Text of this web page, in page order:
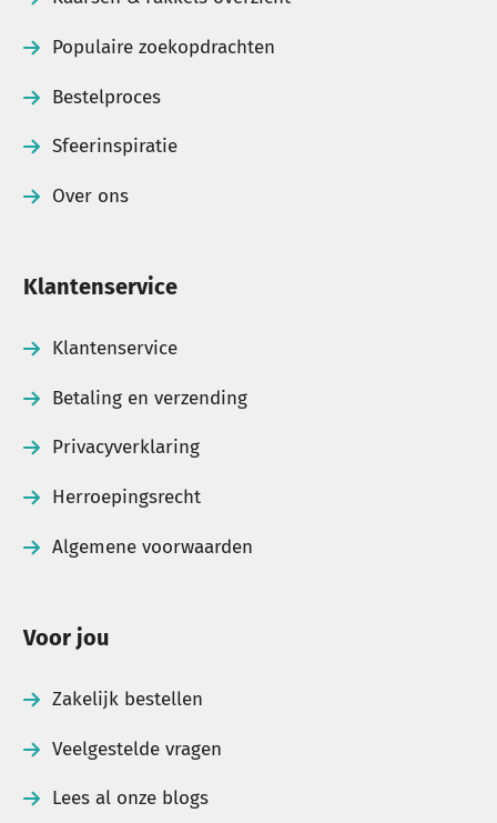
Populaire zoekopdrachten
Bestelproces
Sfeerinspiratie
Over ons
Klantenservice
Klantenservice
Betaling en verzending
Privacyverklaring
Herroepingsrecht
Algemene voorwaarden
Voor jou
Zakelijk bestellen
Veelgestelde vragen
Lees al onze blogs